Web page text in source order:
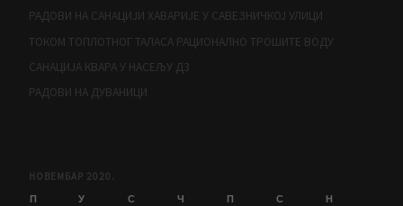
РАДОВИ НА САНАЦИЈИ ХАВАРИЈЕ У САВЕЗНИЧКОЈ УЛИЦИ
ТОКОМ ТОПЛОТНОГ ТАЛАСА РАЦИОНАЛНО ТРОШИТЕ ВОДУ
САНАЦИЈА КВАРА У НАСЕЉУ Д3
РАДОВИ НА ДУВАНИЦИ
НОВЕМБАР 2020.
П У С Ч П С Н